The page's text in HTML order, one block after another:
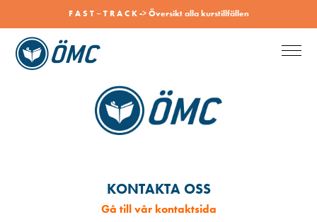
F A S T – T R A C K -> Översikt alla kurstillfällen
2282944
KONTAKTA OSS
Gå till vår kontaktsida